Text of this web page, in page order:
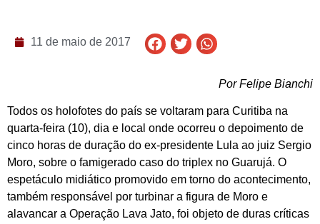
11 de maio de 2017
Por Felipe Bianchi
Todos os holofotes do país se voltaram para Curitiba na
quarta-feira (10), dia e local onde ocorreu o depoimento de
cinco horas de duração do ex-presidente Lula ao juiz Sergio
Moro, sobre o famigerado caso do triplex no Guarujá. O
espetáculo midiático promovido em torno do acontecimento,
também responsável por turbinar a figura de Moro e
alavancar a Operação Lava Jato, foi objeto de duras críticas